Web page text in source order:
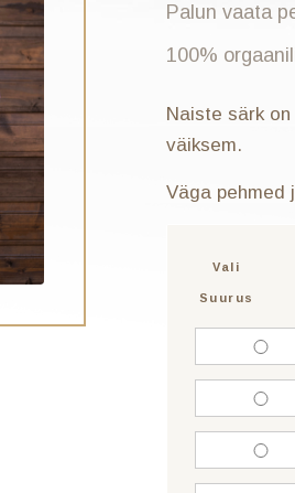
Palun vaata
100%
Naiste särk
väiksem.
Väga pehmed
Vali
Suurus